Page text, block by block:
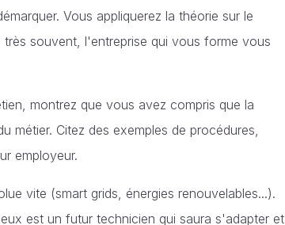
Vous appliquerez la théorie sur le
souvent, l'entreprise qui vous forme vous
montrez que vous avez compris que la
métier. Citez des exemples de procédures,
employeur.
vite (smart grids, énergies renouvelables...).
est un futur technicien qui saura s'adapter et